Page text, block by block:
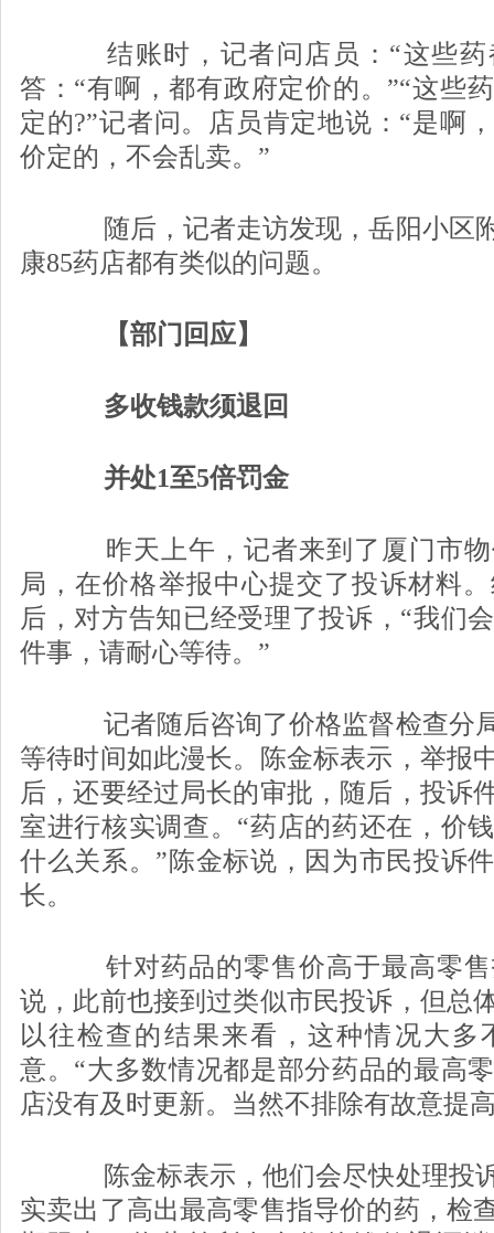
结账时，记者问店员：“这些药
答：“有啊，都有政府定价的。”“这些
定的?”记者问。店员肯定地说：“是啊
价定的，不会乱卖。”
随后，记者走访发现，岳阳小区
康85药店都有类似的问题。
【部门回应】
多收钱款须退回
并处1至5倍罚金
昨天上午，记者来到了厦门市物
局，在价格举报中心提交了投诉材料
后，对方告知已经受理了投诉，“我们
件事，请耐心等待。”
记者随后咨询了价格监督检查分
等待时间如此漫长。陈金标表示，举报
后，还要经过局长的审批，随后，投诉
室进行核实调查。“药店的药还在，价
什么关系。”陈金标说，因为市民投诉
长。
针对药品的零售价高于最高零售
说，此前也接到过类似市民投诉，但总
以往检查的结果来看，这种情况大多
意。“大多数情况都是部分药品的最高
店没有及时更新。当然不排除有故意提
陈金标表示，他们会尽快处理投
实卖出了高出最高零售指导价的药，检